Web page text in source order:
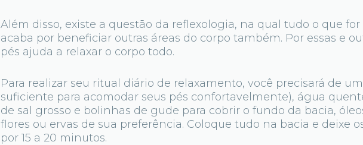
Além disso, existe a questão da reflexologia, na qual tudo o que
acaba por beneficiar outras áreas do corpo também. Por essas e
pés ajuda a relaxar o corpo todo.
Para realizar seu ritual diário de relaxamento, você precisará de
suficiente para acomodar seus pés confortavelmente), água
de sal grosso e bolinhas de gude para cobrir o fundo da bacia,
flores ou ervas de sua preferência. Coloque tudo na bacia e deixe
por 15 a 20 minutos.